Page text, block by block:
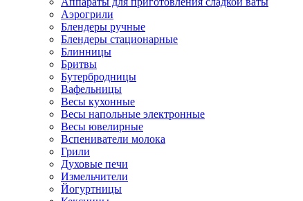
Аэрогрили
Блендеры ручные
Блендеры стационарные
Блинницы
Бритвы
Бутербродницы
Вафельницы
Весы кухонные
Весы напольные электронные
Весы ювелирные
Вспениватели молока
Грили
Духовые печи
Измельчители
Йогуртницы